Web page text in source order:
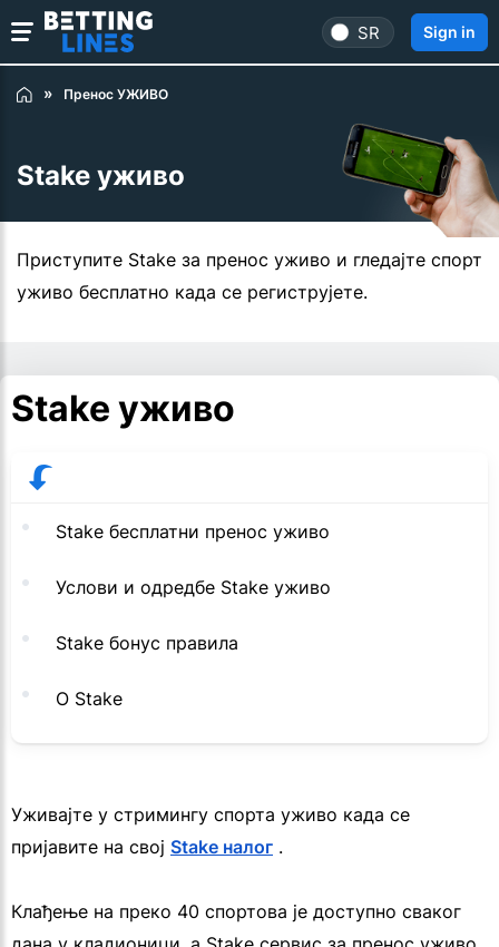
SR Sign in
Пренос УЖИВО
Stake уживо
Приступите Stake за пренос уживо и гледајте спорт
уживо бесплатно када се региструјете.
Stake уживо
Stake бесплатни пренос уживо
Услови и одредбе Stake уживо
Stake бонус правила
О Stake
Уживајте у стримингу спорта уживо када се
пријавите на свој Stake налог .
Клађење на преко 40 спортова је доступно сваког